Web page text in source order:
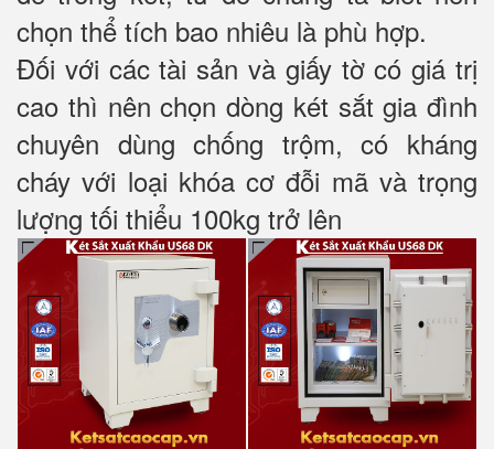
chọn thể tích bao nhiêu là phù hợp.
Đối với các tài sản và giấy tờ có giá trị
cao thì nên chọn dòng két sắt gia đình
chuyên dùng chống trộm, có kháng
cháy với loại khóa cơ đỗi mã và trọng
lượng tối thiểu 100kg trở lên